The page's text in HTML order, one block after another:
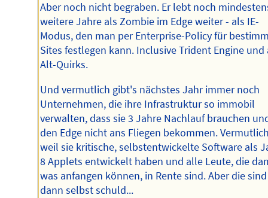
Aber noch nicht begraben. Er lebt noch
weitere Jahre als Zombie im Edge weiter - als IE-
Modus, den man per Enterprise-Policy für
Sites festlegen kann. Inclusive Trident Engine und
Alt-Quirks.
Und vermutlich gibt's nächstes Jahr immer noch
Unternehmen, die ihre Infrastruktur so immobil
verwalten, dass sie 3 Jahre Nachlauf brauchen
den Edge nicht ans Fliegen bekommen.
weil sie kritische, selbstentwickelte Software als
8 Applets entwickelt haben und alle Leute, die
was anfangen können, in Rente sind. Aber die sind
dann selbst schuld...